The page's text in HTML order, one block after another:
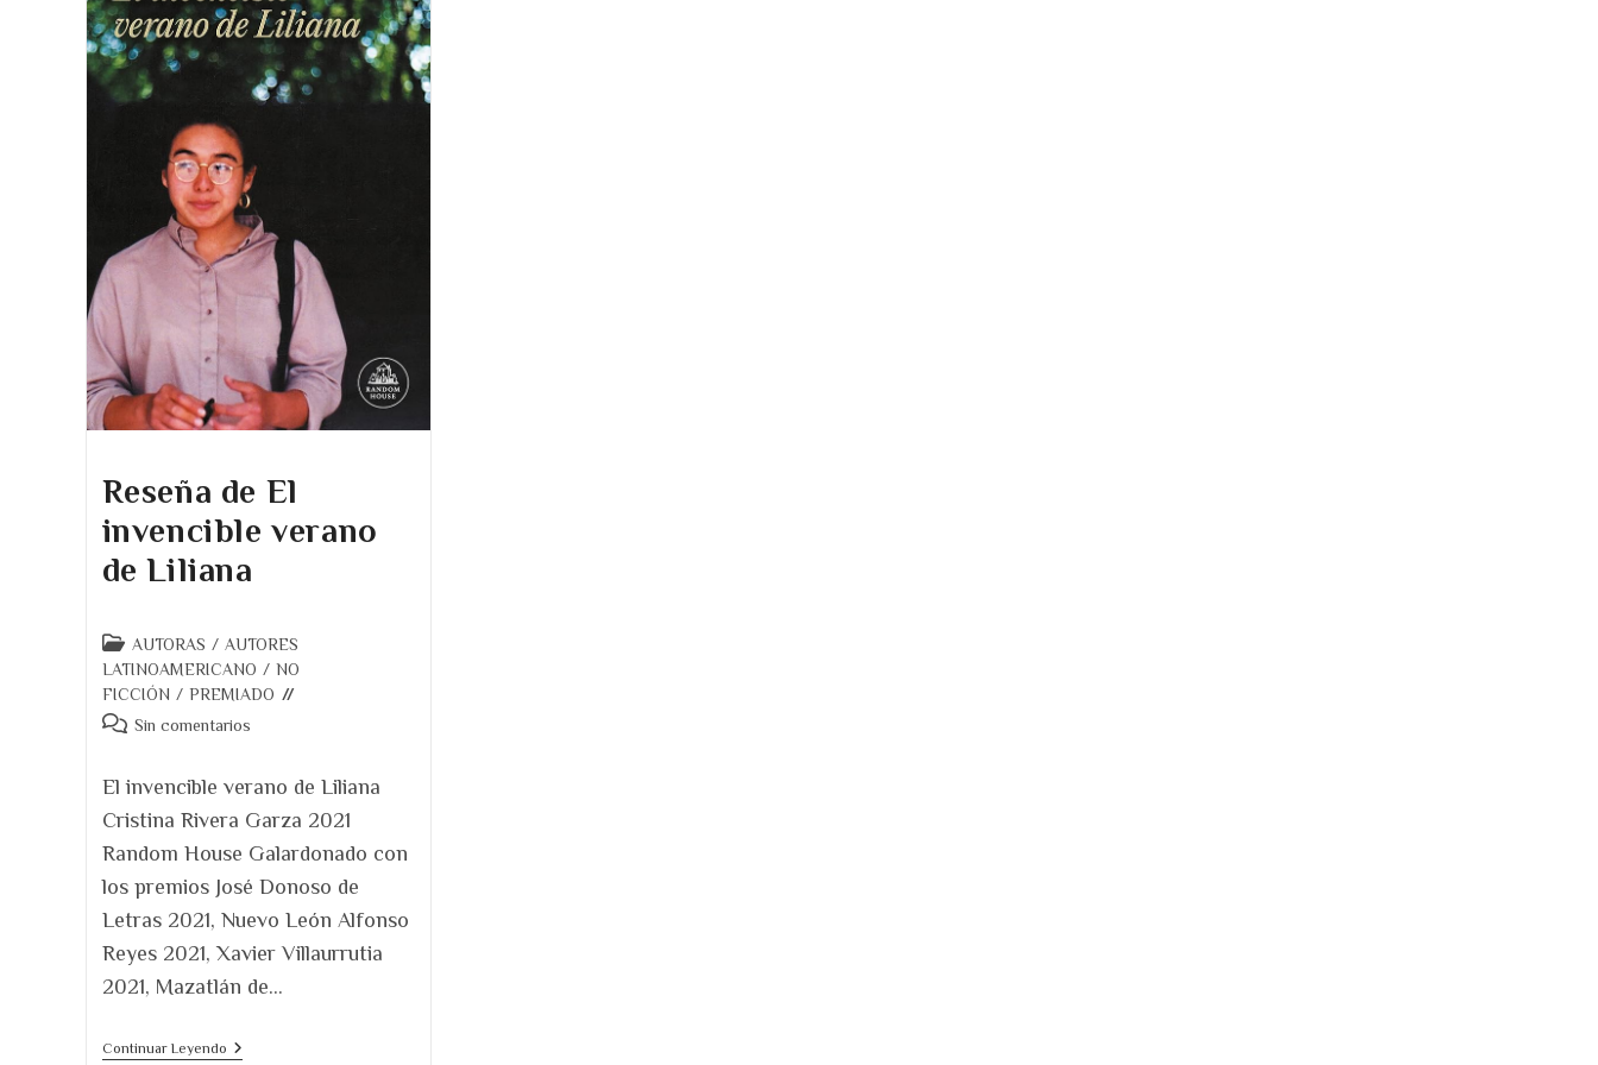
Reseña de El
invencible verano
de Liliana
Categoría
de
la
entrada:
AUTORAS / AUTORES
LATINOAMERICANO / NO
FICCIÓN / PREMIADO
Comentarios
entrada:
Sin comentarios
El invencible verano de Liliana
Cristina Rivera Garza 2021
Random House Galardonado con
los premios José Donoso de
Letras 2021, Nuevo León Alfonso
Reyes 2021, Xavier Villaurrutia
2021, Mazatlán de…
Continuar LeyendoReseña